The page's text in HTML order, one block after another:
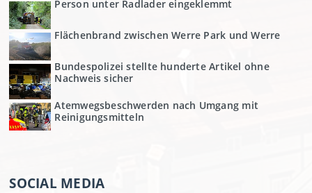
Person unter Radlader eingeklemmt
Flächenbrand zwischen Werre Park und Werre
Bundespolizei stellte hunderte Artikel ohne
Nachweis sicher
Atemwegsbeschwerden nach Umgang mit
Reinigungsmitteln
SOCIAL MEDIA